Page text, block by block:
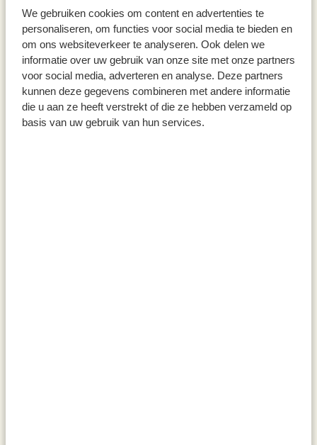
We gebruiken cookies om content en advertenties te
personaliseren, om functies voor social media te bieden en
om ons websiteverkeer te analyseren. Ook delen we
informatie over uw gebruik van onze site met onze partners
voor social media, adverteren en analyse. Deze partners
kunnen deze gegevens combineren met andere informatie
die u aan ze heeft verstrekt of die ze hebben verzameld op
basis van uw gebruik van hun services.
Inschrijfmogelijkheid:
Meedoen? Schrijf je danhierin!